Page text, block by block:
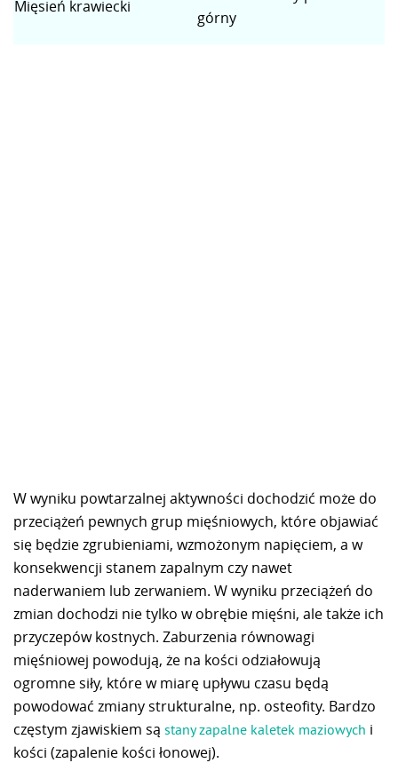
Mięsień krawiecki
górny
W wyniku powtarzalnej aktywności dochodzić może do
przeciążeń pewnych grup mięśniowych, które objawiać
się będzie zgrubieniami, wzmożonym napięciem, a w
konsekwencji stanem zapalnym czy nawet
naderwaniem lub zerwaniem. W wyniku przeciążeń do
zmian dochodzi nie tylko w obrębie mięśni, ale także ich
przyczepów kostnych. Zaburzenia równowagi
mięśniowej powodują, że na kości odziałowują
ogromne siły, które w miarę upływu czasu będą
powodować zmiany strukturalne, np. osteofity. Bardzo
częstym zjawiskiem są stany zapalne kaletek maziowych i
kości (zapalenie kości łonowej).